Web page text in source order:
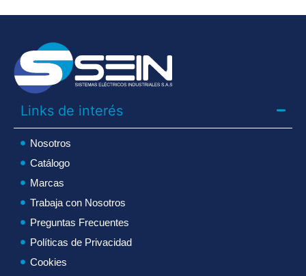
Links de interés
Nosotros
Catálogo
Marcas
Trabaja con Nosotros
Preguntas Frecuentes
Políticas de Privacidad
Cookies